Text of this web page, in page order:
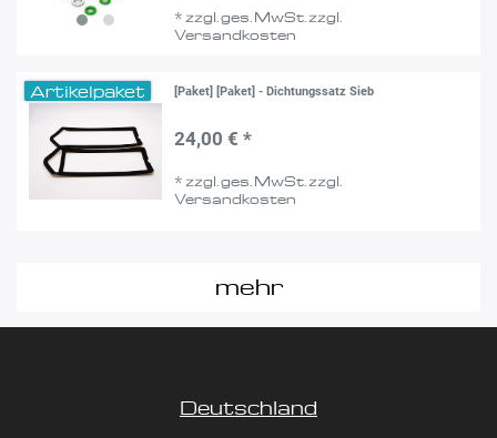
* zzgl. ges. MwSt. zzgl.
Versandkosten
Artikelpaket [Paket] [Paket] - Dichtungssatz Sieb
24,00 € *
* zzgl. ges. MwSt. zzgl.
Versandkosten
mehr
Deutschland